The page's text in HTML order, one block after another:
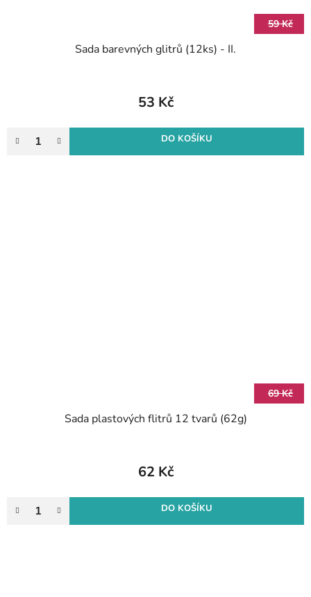
59 Kč
Sada barevných glitrů (12ks) - II.
53 Kč
DO KOŠÍKU
69 Kč
Sada plastových flitrů 12 tvarů (62g)
62 Kč
DO KOŠÍKU